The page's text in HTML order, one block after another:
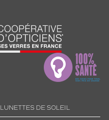
LUNETTES DE SOLEIL